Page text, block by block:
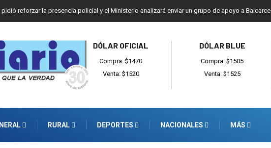
pidió reforzar la presencia policial y el Ministerio analizará enviar un grupo de apoyo a Balcarce
DÓLAR OFICIAL
Compra: $1470
Venta: $1520
DÓLAR BLUE
Compra: $1505
Venta: $1525
RURAL DEPORTES NACIONALES MÁS